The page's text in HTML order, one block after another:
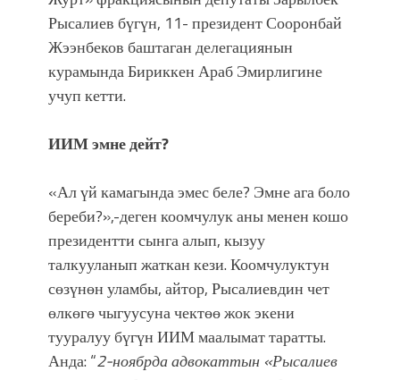
болмок”
Рысалиев бүгүн, 11- президент Сооронбай
Жээнбеков баштаган делегациянын
курамында Бириккен Араб Эмирлигине
учуп кетти.
ИИМ эмне дейт?
«Ал үй камагында эмес беле? Эмне ага боло
береби?»,-деген коомчулук аны менен кошо
президентти сынга алып, кызуу
талкууланып жаткан кези. Коомчулуктун
сөзүнөн уламбы, айтор, Рысалиевдин чет
өлкөгө чыгуусуна чектөө жок экени
тууралуу бүгүн ИИМ маалымат таратты.
Анда: “2-ноябрда адвокаттын «Рысалиев